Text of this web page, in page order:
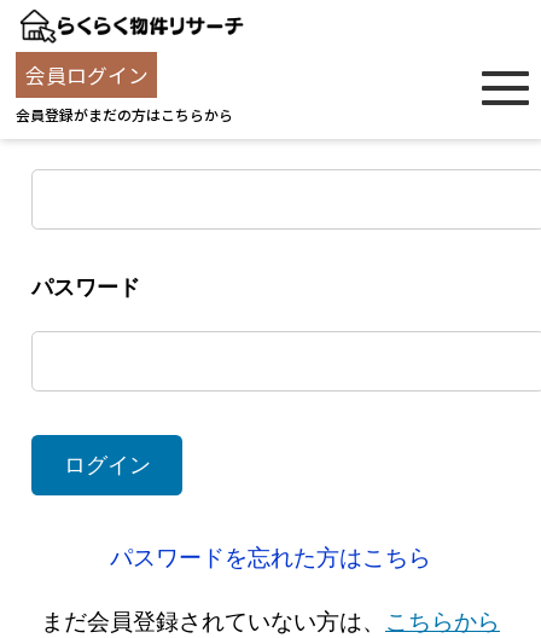
会員ログイン
会員登録がまだの方はこちらから
ユーザー名
パスワード
パスワードを忘れた方はこちら
まだ会員登録されていない方は、 こちらから